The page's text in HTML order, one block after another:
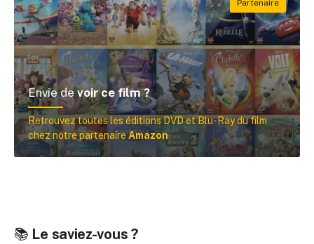
Envie devoir ce film ?
Retrouvez toutes les éditions DVD et Blu-Ray du film
chez notre partenaireAmazon
📚 Le saviez-vous ?